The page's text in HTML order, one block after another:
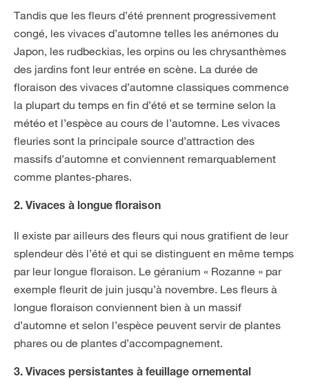
Tandis que les fleurs d’été prennent progressivement
congé, les vivaces d’automne telles les anémones du
Japon, les rudbeckias, les orpins ou les chrysanthèmes
des jardins font leur entrée en scène. La durée de
floraison des vivaces d’automne classiques commence
la plupart du temps en fin d’été et se termine selon la
météo et l’espèce au cours de l’automne. Les vivaces
fleuries sont la principale source d’attraction des
massifs d’automne et conviennent remarquablement
comme plantes-phares.
2. Vivaces à longue floraison
Il existe par ailleurs des fleurs qui nous gratifient de leur
splendeur dès l’été et qui se distinguent en même temps
par leur longue floraison. Le géranium « Rozanne » par
exemple fleurit de juin jusqu’à novembre. Les fleurs à
longue floraison conviennent bien à un massif
d’automne et selon l’espèce peuvent servir de plantes
phares ou de plantes d’accompagnement.
3. Vivaces persistantes à feuillage ornemental